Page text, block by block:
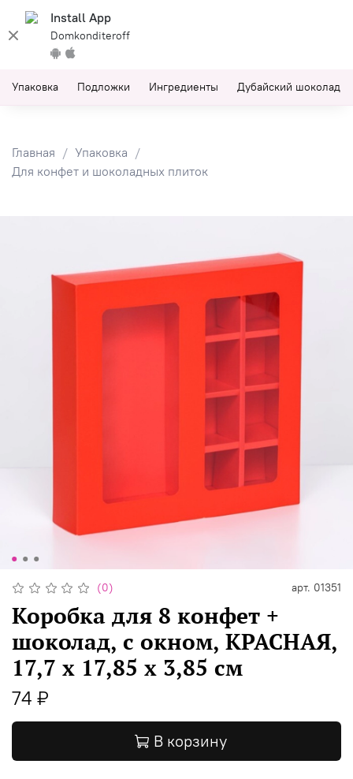
Install App
Domkonditeroff
Упаковка Подложки Ингредиенты Дубайский шоколад
Главная
Упаковка
Для конфет и шоколадных плиток
(0) арт. 01351
Коробка для 8 конфет +
шоколад, с окном, КРАСНАЯ,
17,7 х 17,85 х 3,85 см
74 ₽
В корзину